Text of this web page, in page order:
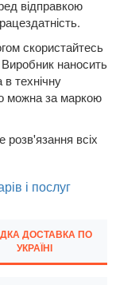
PU2)
відправкою
скористайтесь
наносить
технічну
можна за маркою
всіх
і послуг
ДОСТАВКА ПО
УКРАЇНІ